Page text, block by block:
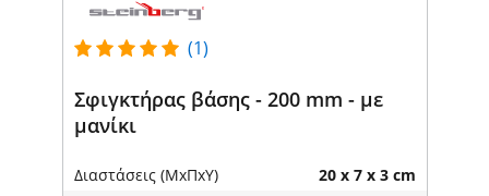
(1)
Σφιγκτήρας βάσης - 200 mm - με
μανίκι
Διαστάσεις (ΜxΠxΥ) 20 x 7 x 3 cm